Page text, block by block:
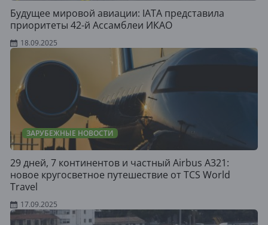
Будущее мировой авиации: IATA представила
приоритеты 42-й Ассамблеи ИКАО
18.09.2025
ЗАРУБЕЖНЫЕ НОВОСТИ
29 дней, 7 континентов и частный Airbus A321:
новое кругосветное путешествие от TCS World
Travel
17.09.2025